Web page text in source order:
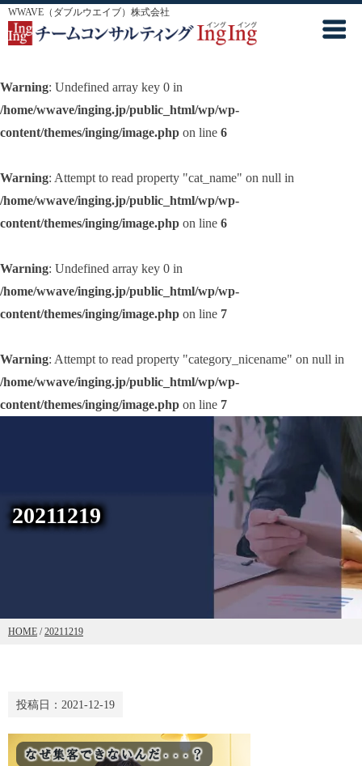
WWAVE（ダブルウエイブ）株式会社
Warning: Undefined array key 0 in
/home/wwave/inging.jp/public_html/wp/wp-
content/themes/inging/image.php on line 6
Warning: Attempt to read property "cat_name" on null in
/home/wwave/inging.jp/public_html/wp/wp-
content/themes/inging/image.php on line 6
Warning: Undefined array key 0 in
/home/wwave/inging.jp/public_html/wp/wp-
content/themes/inging/image.php on line 7
Warning: Attempt to read property "category_nicename" on null in
/home/wwave/inging.jp/public_html/wp/wp-
content/themes/inging/image.php on line 7
20211219
HOME /20211219
投稿日： 2021-12-19